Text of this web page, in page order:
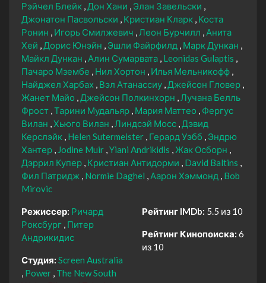
Рэйчел Блейк Дон Хани
Элан Завельски
Джонатон Пасвольски
Кристиан Кларк Коста
Ронин
Игорь Смилжевич Леон Бурчилл
Анита
Хей
Дорис Юнэйн Эшли Файрфилд
Марк Дункан
Майкл Дункан
Алин Сумарвата Leonidas Gulaptis
Пачаро Мзембе
Нил Хортон
Илья Мельникофф
Найджел Харбах
Вэл Атанассиу Джейсон Гловер
Жанет Майо
Джейсон Полкинхорн
Лучана Белль
Фрост Тарини Мудальяр Мария Маттео
Фергус
Вилан Хьюго Вилан Линдсэй Мосс Дэвид
Керслэйк Helen Sutermeister Герард Уэбб
Эндрю
Хантер
Jodine Muir Yiani Andrikidis
Жак Осборн
Дэррил Купер Кристиан Антидорми
David Baltins
Фил Патридж Normie Daghel Аарон Хэммонд
Bob
Mirovic
Режиссер: Ричард
Роксбург Питер
Андрикидис
Студия: Screen Australia
Power The New South
Рейтинг IMDb: 5.5 из 10
Рейтинг Кинопоиска: 6
из 10